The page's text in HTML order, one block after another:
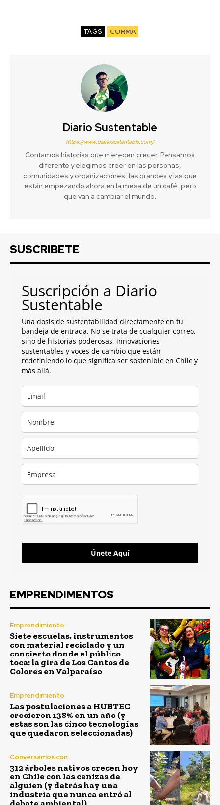
TAGS CORMA
Diario Sustentable
https://www.diariosustentable.com/
Contamos historias que merecen crecer. Pensamos
diferente y elegimos creer en las personas,
comunidades y organizaciones, las grandes y las que
están empezando ahora en la mesa de un café, pero
que van a cambiar el mundo.
SUSCRIBETE
Suscripción a Diario
Sustentable
Una dosis de sustentabilidad directamente en tu
bandeja de entrada. No se trata de cualquier correo,
sino de historias poderosas, innovaciones
sustentables y voces de cambio que están
redefiniendo lo que significa ser sostenible en Chile y
más allá.
Únete Aquí
EMPRENDIMENTOS
Emprendimiento
Siete escuelas, instrumentos
con material reciclado y un
concierto donde el público
toca: la gira de Los Cantos de
Colores en Valparaíso
Emprendimiento
Las postulaciones a HUBTEC
crecieron 138% en un año (y
estas son las cinco tecnologías
que quedaron seleccionadas)
Conversamos con
312 árboles nativos crecen hoy
en Chile con las cenizas de
alguien (y detrás hay una
industria que nunca entró al